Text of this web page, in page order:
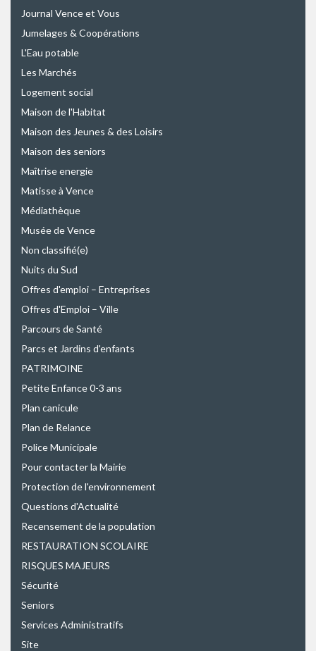
Journal Vence et Vous
Jumelages & Coopérations
L'Eau potable
Les Marchés
Logement social
Maison de l'Habitat
Maison des Jeunes & des Loisirs
Maison des seniors
Maîtrise energie
Matisse à Vence
Médiathèque
Musée de Vence
Non classifié(e)
Nuits du Sud
Offres d'emploi – Entreprises
Offres d'Emploi – Ville
Parcours de Santé
Parcs et Jardins d'enfants
PATRIMOINE
Petite Enfance 0-3 ans
Plan canicule
Plan de Relance
Police Municipale
Pour contacter la Mairie
Protection de l'environnement
Questions d'Actualité
Recensement de la population
RESTAURATION SCOLAIRE
RISQUES MAJEURS
Sécurité
Seniors
Services Administratifs
Site